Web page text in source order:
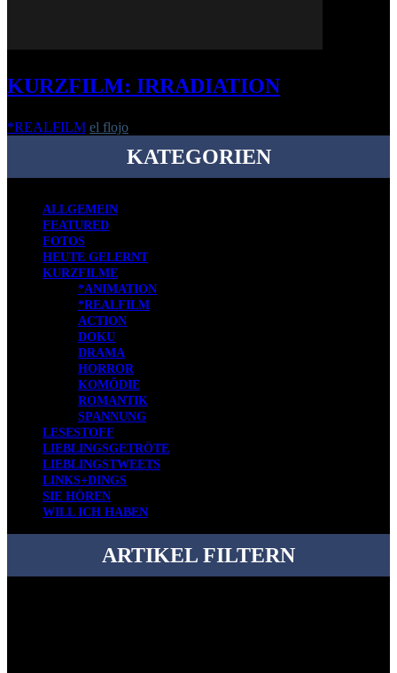
KURZFILM: IRRADIATION
*REALFILM el flojo
KATEGORIEN
ALLGEMEIN
FEATURED
FOTOS
HEUTE GELERNT
KURZFILME
*ANIMATION
*REALFILM
ACTION
DOKU
DRAMA
HORROR
KOMÖDIE
ROMANTIK
SPANNUNG
LESESTOFF
LIEBLINGSGETRÖTE
LIEBLINGSTWEETS
LINKS+DINGS
SIE HÖREN
WILL ICH HABEN
ARTIKEL FILTERN